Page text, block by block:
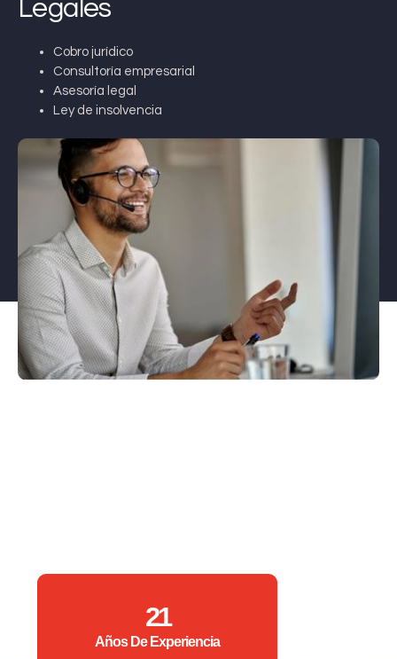
Legales
Cobro jurídico
Consultoría empresarial
Asesoría legal
Ley de insolvencia
21
Años De Experiencia